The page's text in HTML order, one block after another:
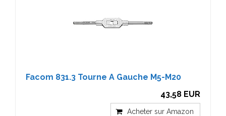
Facom 831.3 Tourne A Gauche M5-M20
43,58 EUR
Acheter sur Amazon